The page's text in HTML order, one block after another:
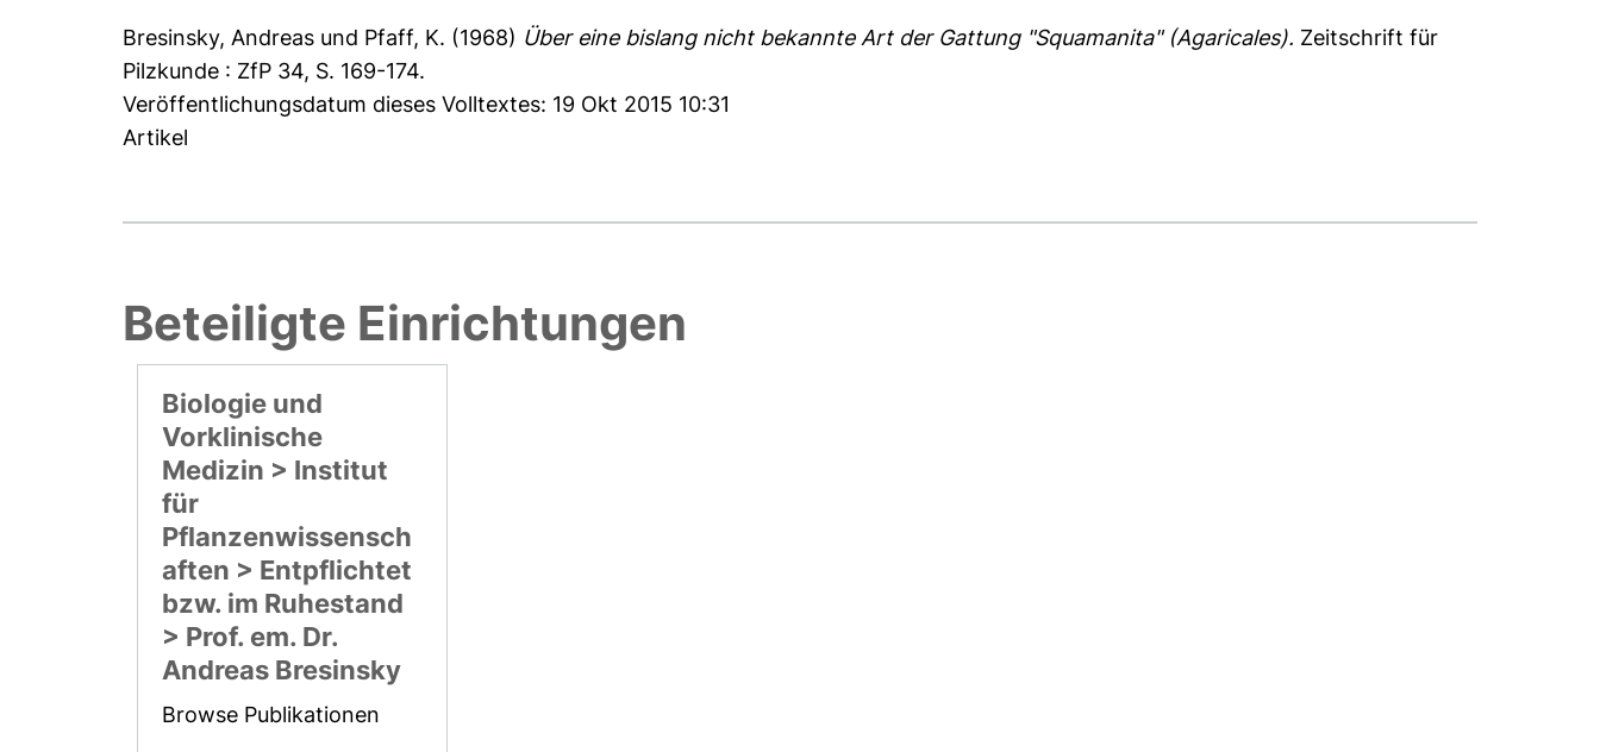
Bresinsky, Andreas und Pfaff, K. (1968) Über eine bislang nicht bekannte Art der Gattung "Squamanita" (Agaricales). Zeitschrift für
Pilzkunde : ZfP 34, S. 169-174.
Veröffentlichungsdatum dieses Volltextes: 19 Okt 2015 10:31
Artikel
Beteiligte Einrichtungen
Biologie und
Vorklinische
Medizin > Institut
für
Pflanzenwissensch
aften > Entpflichtet
bzw. im Ruhestand
> Prof. em. Dr.
Andreas Bresinsky
Browse Publikationen